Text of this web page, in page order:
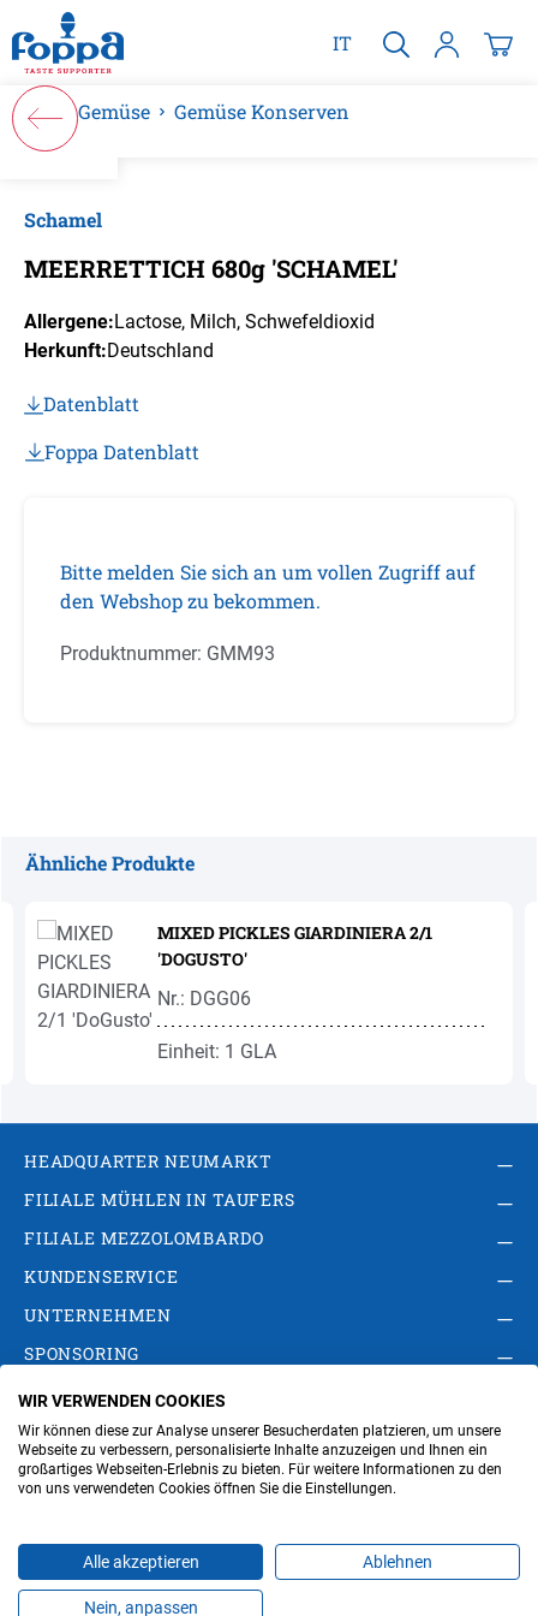
springen
IT
Gemüse Gemüse Konserven
Schamel
MEERRETTICH 680g 'SCHAMEL'
Allergene:Lactose, Milch, Schwefeldioxid
Herkunft:Deutschland
Datenblatt
Foppa Datenblatt
Bitte melden Sie sich an um vollen Zugriff auf
den Webshop zu bekommen.
Produktnummer: GMM93
Ähnliche Produkte
MIXED PICKLES GIARDINIERA 2/1
'DOGUSTO'
Nr.: DGG06
Einheit: 1 GLA
HEADQUARTER NEUMARKT
FILIALE MÜHLEN IN TAUFERS
FILIALE MEZZOLOMBARDO
KUNDENSERVICE
UNTERNEHMEN
SPONSORING
AGB Privacy Policy
Impressum
Cookie-Einstellungen ändern
Verwaltung
WIR VERWENDEN COOKIES
Wir können diese zur Analyse unserer Besucherdaten platzieren, um unsere
Webseite zu verbessern, personalisierte Inhalte anzuzeigen und Ihnen ein
großartiges Webseiten-Erlebnis zu bieten. Für weitere Informationen zu den
von uns verwendeten Cookies öffnen Sie die Einstellungen.
Alle akzeptieren Ablehnen
Nein, anpassen